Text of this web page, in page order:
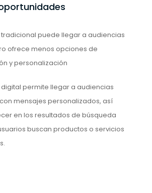
tradicional puede llegar a audiencias
ofrece menos opciones de
y personalización
digital permite llegar a audiencias
mensajes personalizados, así
en los resultados de búsqueda
buscan productos o servicios